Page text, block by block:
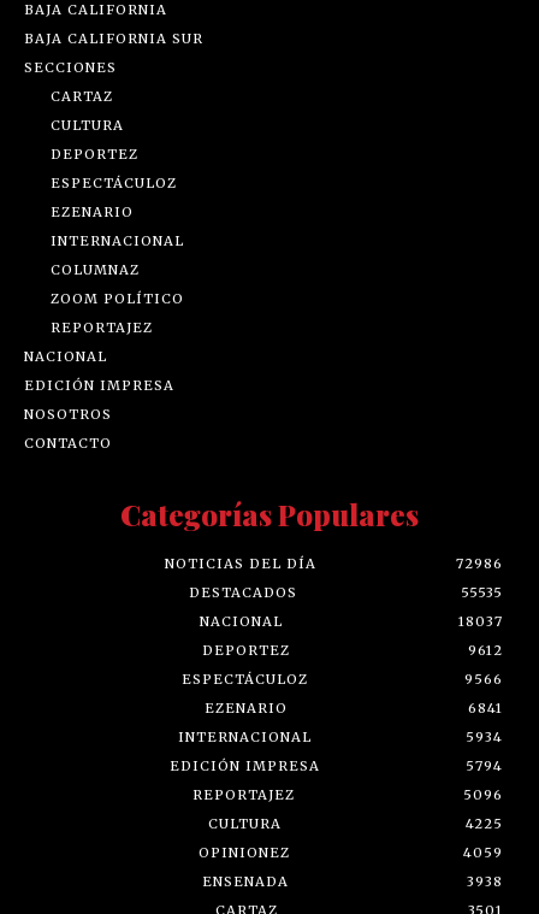
BAJA CALIFORNIA
BAJA CALIFORNIA SUR
SECCIONES
CARTAZ
CULTURA
DEPORTEZ
ESPECTÁCULOZ
EZENARIO
INTERNACIONAL
COLUMNAZ
ZOOM POLÍTICO
REPORTAJEZ
NACIONAL
EDICIÓN IMPRESA
NOSOTROS
CONTACTO
Categorías Populares
NOTICIAS DEL DÍA
72986
DESTACADOS
55535
NACIONAL
18037
DEPORTEZ
9612
ESPECTÁCULOZ
9566
EZENARIO
6841
INTERNACIONAL
5934
EDICIÓN IMPRESA
5794
REPORTAJEZ
5096
CULTURA
4225
OPINIONEZ
4059
ENSENADA
3938